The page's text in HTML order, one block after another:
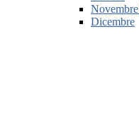
Novembre
Dicembre